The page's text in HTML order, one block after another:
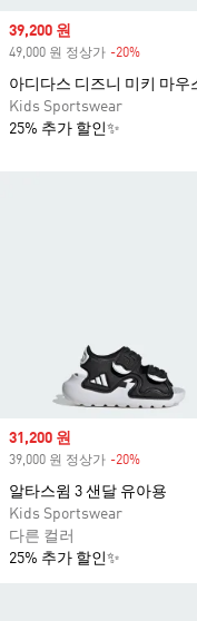
Sale price
31,200 원
39,000 원 정상가 -20%
알타스윔 3 샌달 유아용
Kids Sportswear
다른 컬러
25% 추가 할인✨
Sale price
39,200 원
49,000 원 정상가 -20%
아디다스 디즈니 미키 마우
Kids Sportswear
25% 추가 할인✨